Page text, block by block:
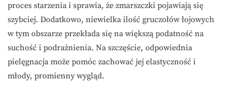
proces starzenia i sprawia, że zmarszczki pojawiają się
szybciej. Dodatkowo, niewielka ilość gruczołów łojowych
w tym obszarze przekłada się na większą podatność na
suchość i podrażnienia. Na szczęście, odpowiednia
pielęgnacja może pomóc zachować jej elastyczność i
młody, promienny wygląd.